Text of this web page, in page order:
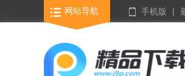
网站导航 手机版 |